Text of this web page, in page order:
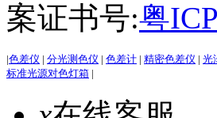
案证书号:粤
|色差仪 | 分光测色仪 | 色差计 | 精密色差仪 | 光
标准光源对色灯箱 |